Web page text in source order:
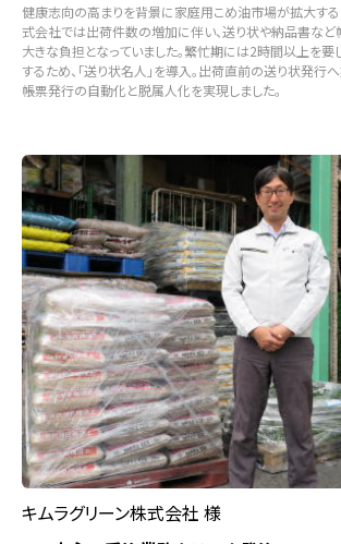
健康志向の高まりを背景に家庭用こめ油市場が拡大す
式会社では出荷件数の増加に伴い、送り状や納品書など
大きな負担となっていました。繁忙期には2時間以上を要
するため、「送り状名人」を導入。出荷直前の送り状発行
帳票発行の自動化と脱属人化を実現しました。
キムラグリーン株式会社 様